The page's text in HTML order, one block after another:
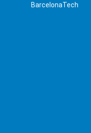
BarcelonaTech